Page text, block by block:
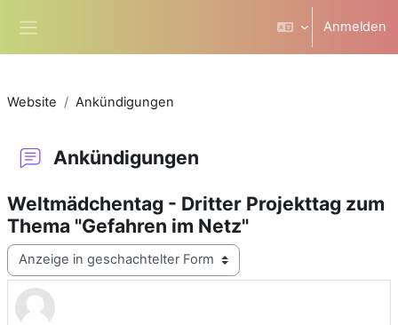
Anmelden
Website Ankündigungen
Ankündigungen
Weltmädchentag - Dritter Projekttag zum
Thema "Gefahren im Netz"
Anzeigemodus